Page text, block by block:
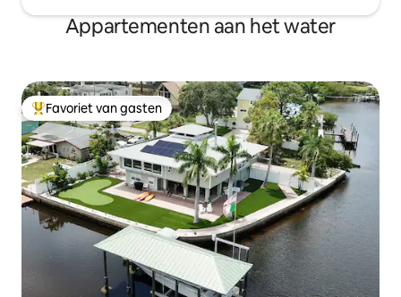
Appartementen aan het water
Topfavoriet van gasten
Favoriet van gasten